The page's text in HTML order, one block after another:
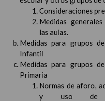
Consideraciones
Medidas
las aulas.
Medidas para grupos de
Infantil
Medidas para grupos de
Primaria
Normas de aforo,
y uso de